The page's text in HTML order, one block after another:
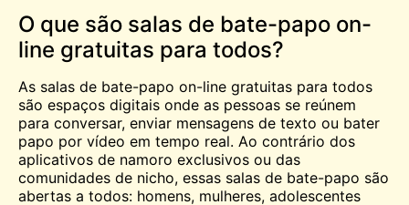
O que são salas de bate-papo on-
line gratuitas para todos?
As salas de bate-papo on-line gratuitas para todos
são espaços digitais onde as pessoas se reúnem
para conversar, enviar mensagens de texto ou bater
papo por vídeo em tempo real. Ao contrário dos
aplicativos de namoro exclusivos ou das
comunidades de nicho, essas salas de bate-papo são
abertas a todos: homens, mulheres, adolescentes